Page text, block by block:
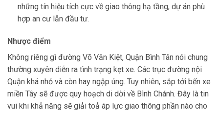
những tín hiệu tích cực về giao thông hạ tầng, dự án phù
hợp an cư lẫn đầu tư.
Nhược điểm
Không riêng gì đường Võ Văn Kiệt, Quận Bình Tân nói chung
thường xuyên diễn ra tình trạng kẹt xe. Các trục đường nội
Quận khá nhỏ và còn hay ngập úng. Tuy nhiên, sắp tới bến xe
miền Tây sẽ được quy hoạch di dời về Bình Chánh. Đây là tin
vui khi khả năng sẽ giải toả áp lực giao thông phần nào cho